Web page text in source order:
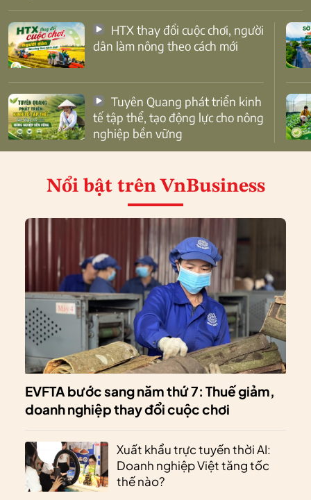
dân làm nông theo cách mới
tế tập thể, tạo động lực cho nông
nghiệp bền vững
Nổi bật trên VnBusiness
EVFTA bước sang năm thứ 7: Thuế giảm,
doanh nghiệp thay đổi cuộc chơi
Xuất khẩu trực tuyến thời AI:
Doanh nghiệp Việt tăng tốc
thế nào?